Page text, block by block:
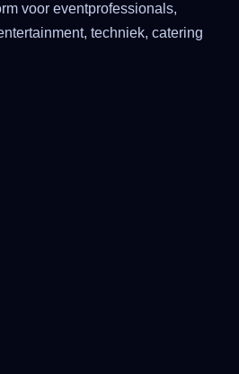
voor eventprofessionals,
techniek, catering